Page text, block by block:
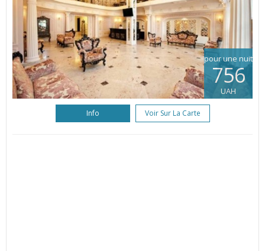
pour une nuit
756
UAH
Info Voir Sur La Carte